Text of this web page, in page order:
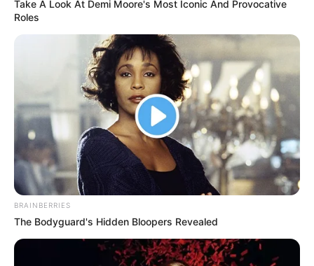
Bademöglichkeiten
Angebote für Behinderte
Fremdenverkehrsamt und Tourist Information
Hotel Todtnau
Take A Look At Demi Moore's Most Iconic And Provocative
Roles
BRAINBERRIES
The Bodyguard's Hidden Bloopers Revealed